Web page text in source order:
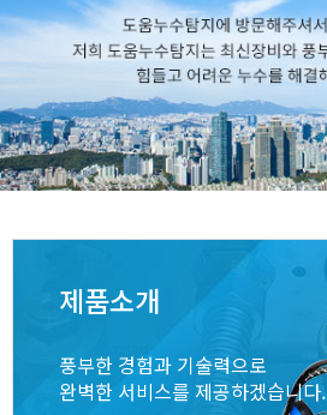
제품소개
풍부한 경험과 기술력으로
완벽한 서비스를 제공하겠습니다.